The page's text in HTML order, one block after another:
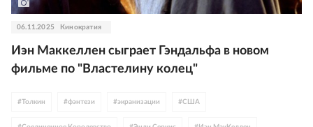
06.11.2025 Кинократия
Иэн Маккеллен сыграет Гэндальфа в новом
фильме по "Властелину колец"
#Толкин #фэнтези #экранизации #США